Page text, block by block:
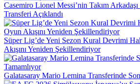
Casemiro Lionel Messi’nin Takım
Transferi Açıklandı
Süper Lig’de Yeni Sezon Kural Devrimi
Akışını Yeniden Şekillendiriyor
Galatasaray Mario Lemina Transferinde